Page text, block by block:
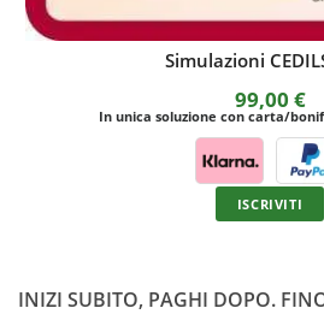
In unica soluzione
INIZI SUBITO, PAGHI DOPO.